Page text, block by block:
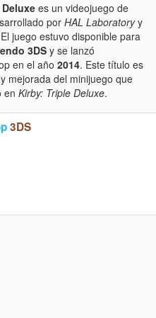
es un videojuego de
porHAL Laboratoryy
juego estuvo disponible para
3DS y se lanzó
en el año 2014. Este título es
mejorada del minijuego que
en Kirby: Triple Deluxe.
3DS